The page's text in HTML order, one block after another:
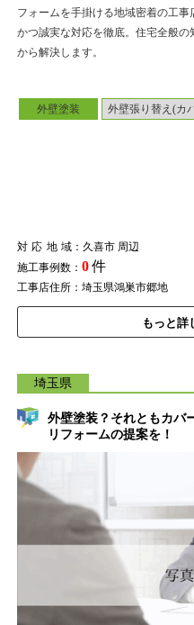
外壁塗装 外壁張り替え(カ
対応地域：久喜市 周辺
施工事例数： 0件
工事店住所：埼玉県鴻巣市郷地
もっと詳
フォームを手掛ける地域密着の工
かつ誠実な対応を徹底。住宅全般
から解決します。
埼玉県
外壁塗装？それともカバ
リフォームの提案を！